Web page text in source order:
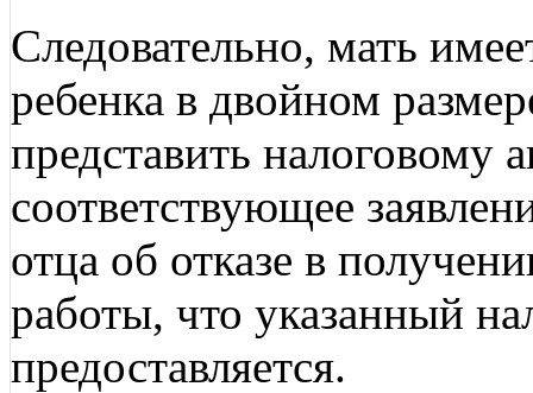
Следовательно, мать
ребенка в двойном
представить налоговому
соответствующее
отца об отказе в
работы, что указанный
предоставляется.